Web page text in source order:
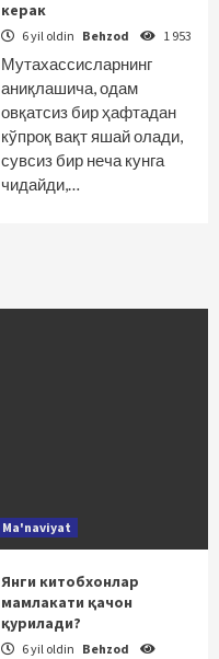
керак
6 yil oldin Behzod 1 953
Мутахассисларнинг
аниқлашича, одам
овқатсиз бир ҳафтадан
кўпроқ вақт яшай олади,
сувсиз бир неча кунга
чидайди,…
Ma'naviyat
Янги китобхонлар
мамлакати қачон
қурилади?
6 yil oldin Behzod